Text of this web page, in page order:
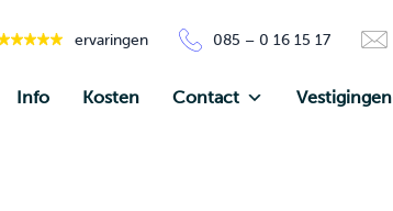
ervaringen 085 – 0 16 15 17
Info Kosten Contact Vestigingen